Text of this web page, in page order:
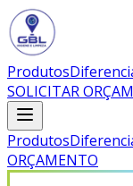
Produtos
SOLICITAR
Produtos
ORÇAMENTO